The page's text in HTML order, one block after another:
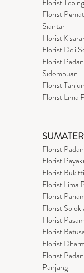
Florist
Florist
Siantar
Florist
Florist Deli
Florist
Sidempuan
Florist
Florist Lima
Florist
Florist
Florist
Florist Lima
Florist
Florist Solok
Florist
Florist
Florist
Florist
Panjang